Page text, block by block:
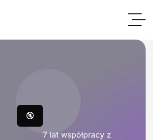
🔇
7 lat współpracy z